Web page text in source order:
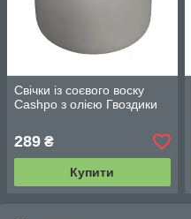
Свічки із соєвого воску
Cashpo з олією Гвоздики
289 ₴
Купити